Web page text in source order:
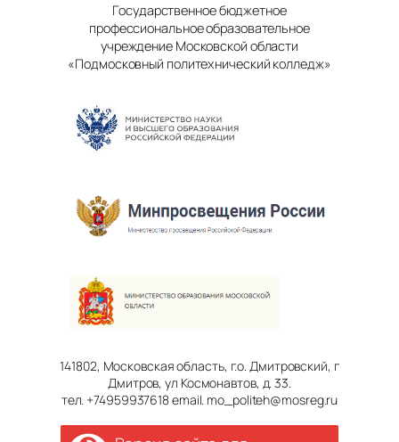
Государственное бюджетное
профессиональное образовательное
учреждение Московской области
«Подмосковный политехнический колледж»
141802, Московская область, г.о. Дмитровский, г
Дмитров, ул Космонавтов, д. 33.
тел. +74959937618 email. mo_politeh@mosreg.ru